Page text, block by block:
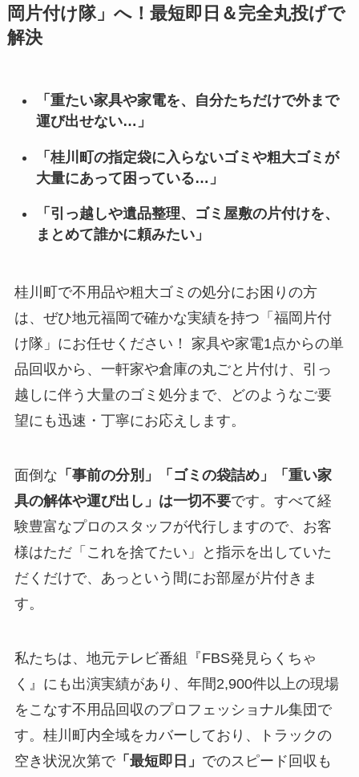
岡片付け隊」へ！最短即日＆完全丸投げで
解決
「重たい家具や家電を、自分たちだけで外まで
運び出せない…」
「桂川町の指定袋に入らないゴミや粗大ゴミが
大量にあって困っている…」
「引っ越しや遺品整理、ゴミ屋敷の片付けを、
まとめて誰かに頼みたい」
桂川町で不用品や粗大ゴミの処分にお困りの方
は、ぜひ地元福岡で確かな実績を持つ「福岡片付
け隊」にお任せください！ 家具や家電1点からの単
品回収から、一軒家や倉庫の丸ごと片付け、引っ
越しに伴う大量のゴミ処分まで、どのようなご要
望にも迅速・丁寧にお応えします。
面倒な 「事前の分別」「ゴミの袋詰め」「重い家
具の解体や運び出し」は一切不要です。すべて経
験豊富なプロのスタッフが代行しますので、お客
様はただ「これを捨てたい」と指示を出していた
だくだけで、あっという間にお部屋が片付きま
す。
私たちは、地元テレビ番組『FBS発見らくちゃ
く』にも出演実績があり、年間2,900件以上の現場
をこなす不用品回収のプロフェッショナル集団で
す。桂川町内全域をカバーしており、トラックの
空き状況次第で「最短即日」 でのスピード回収も